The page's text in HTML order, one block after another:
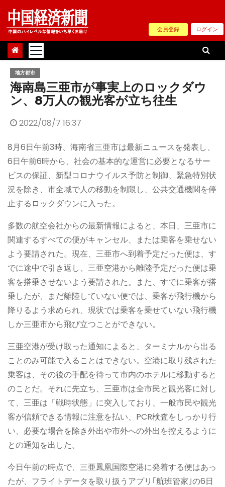
Skip
content
会員登録 ログイン
地方都市
海南島三亜市が事実上のロックダウ
ン、8万人の観光客が立ち往生
2022/08/7 16:37
8月6日午前3時、海南省三亜市は最新ニュースを発表し、
6日午前6時から、社会の基本的な運営に必要となるサー
ビスの保証、新型コロナウイルス予防と制御、緊急特別状
況を除き、市全域で人の移動を制限し、公共交通機関を停
止するロックダウンに入った。
多数の航空会社からの最新情報によると、本日、三亜市に
関連するすべての便がキャンセル、または乗客を乗せない
よう要請された。現在、三亜市へ到着予定だった便は、す
でに途中で引き返し、三亜空港から離陸予定だった便は乗
客を搭乗させないよう要請された。また、すでに乗客が搭
乗したが、まだ離陸していない便では、乗客が飛行機から
降りるよう求められ、現状では乗客を乗せていない飛行機
しか三亜市から飛び立つことができない。
三亜空港が受け取った通知によると、ターミナルから出る
ことのみ可能で入ることはできない。空港に取り残された
乗客は、その後の手配を待って市内のホテルに移動すると
のことだ。それに先立ち、三亜市は全市民と観光客に対し
て、三亜は「戦時状態」に突入しており、一般市民や観光
客が信頼できる情報に注意を払い、PCR検査をしっかり行
い、必要な場合を除き外出や市外への外出を控えるように
との通知を出した。
今日午前の時点で、三亜鳳凰国際空港に発着する便はあっ
たが、フライトデータを取り扱うアプリ｢航班管家｣の6日